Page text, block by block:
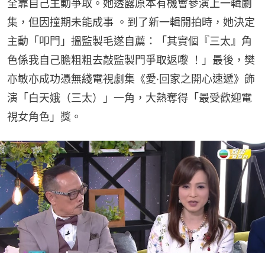
全靠自己主動爭取。她透露原本有機會參演上一輯劇
集，但因撞期未能成事 。到了新一輯開拍時，她決定
主動「叩門」搵監製毛遂自薦：「其實個『三太』角
色係我自己膽粗粗去敲監製門爭取返嚟 ！」最後，樊
亦敏亦成功憑無綫電視劇集《愛·回家之開心速遞》飾
演「白天娥（三太）」一角，大熱奪得「最受歡迎電
視女角色」獎。